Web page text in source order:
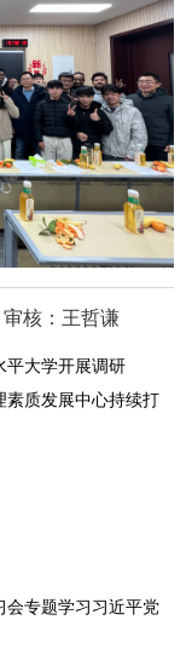
审核：王哲谦
平大学开展调研
素质发展中心持续打
会专题学习习近平党